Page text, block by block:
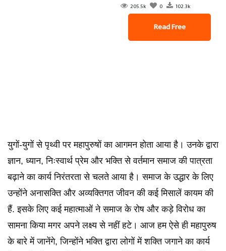
205.5k 0 102.3k
Read Free
युगों-युगों से पृथ्वी पर महापुरुषों का आगमन होता आया है। उनके द्वारा
ज्ञान, ध्यान, निःस्वार्थ प्रेम और भक्ति से वर्तमान समाज की पात्रता
बढ़ाने का कार्य निरंतरता से चलते आया है। समाज के उद्धार के लिए
उन्होंने अनासक्ति और अव्यक्तिगत जीवन की कई मिसालें कायम की
हैं. इसके लिए कई महात्माओं ने समाज के रोष और कड़े विरोध का
सामना किया मगर अपने लक्ष्य से नहीं हटे। आज हम ऐसे ही महापुरुष
के बारे में जानेंगे, जिन्होंने भक्ति द्वारा लोगों में शक्ति जगाने का कार्य